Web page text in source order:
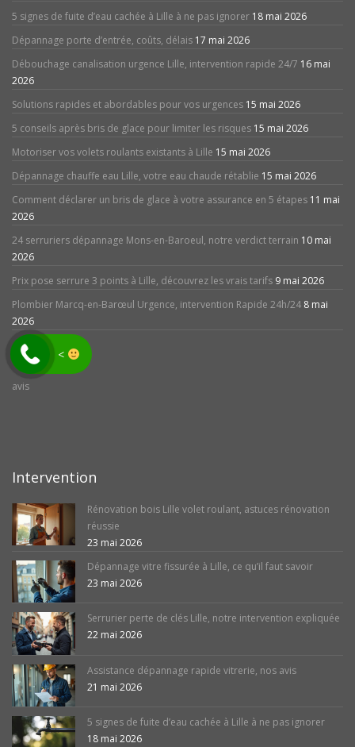
5 signes de fuite d’eau cachée à Lille à ne pas ignorer 18 mai 2026
Dépannage porte d’entrée, coûts, délais 17 mai 2026
Débouchage canalisation urgence Lille, intervention rapide 24/7 16 mai
2026
Solutions rapides et abordables pour vos urgences 15 mai 2026
5 conseils après bris de glace pour limiter les risques 15 mai 2026
Motoriser vos volets roulants existants à Lille 15 mai 2026
Dépannage chauffe eau Lille, votre eau chaude rétablie 15 mai 2026
Comment déclarer un bris de glace à votre assurance en 5 étapes 11 mai
2026
24 serruriers dépannage Mons-en-Baroeul, notre verdict terrain 10 mai
2026
Prix pose serrure 3 points à Lille, découvrez les vrais tarifs 9 mai 2026
Plombier Marcq-en-Barœul Urgence, intervention Rapide 24h/24 8 mai
2026
avis
Intervention
Rénovation bois Lille volet roulant, astuces rénovation
réussie
23 mai 2026
Dépannage vitre fissurée à Lille, ce qu’il faut savoir
23 mai 2026
Serrurier perte de clés Lille, notre intervention expliquée
22 mai 2026
Assistance dépannage rapide vitrerie, nos avis
21 mai 2026
5 signes de fuite d’eau cachée à Lille à ne pas ignorer
18 mai 2026
<